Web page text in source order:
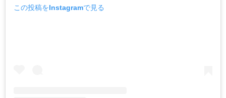
この投稿をInstagramで見る